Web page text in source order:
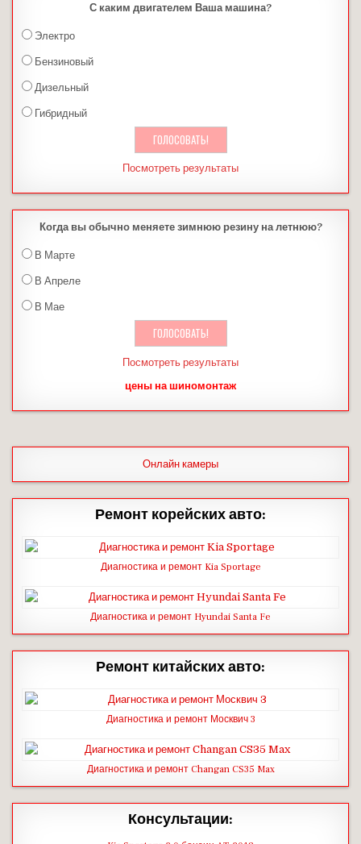
С каким двигателем Ваша машина?
Электро
Бензиновый
Дизельный
Гибридный
Посмотреть результаты
Когда вы обычно меняете зимнюю резину на летнюю?
В Марте
В Апреле
В Мае
Посмотреть результаты
цены на шиномонтаж
Онлайн камеры
Ремонт корейских авто:
Диагностика и ремонт Kia Sportage
Диагностика и ремонт Hyundai Santa Fe
Ремонт китайских авто:
Диагностика и ремонт Москвич 3
Диагностика и ремонт Changan CS35 Max
Консультации: